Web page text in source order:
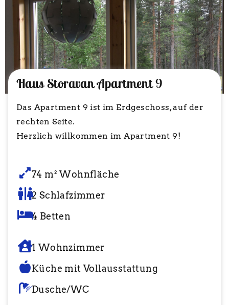
Haus Storavan Apartment 9
Das Apartment 9 ist im Erdgeschoss, auf der
rechten Seite.
Herzlich willkommen im Apartment 9!
74 m² Wohnfläche
2 Schlafzimmer
4 Betten
1 Wohnzimmer
Küche mit Vollausstattung
Dusche/WC